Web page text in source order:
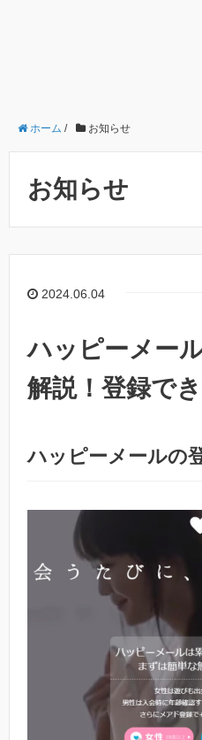
ホーム / お知らせ
お知らせ
2024.06.04
ハッピーメー
解説！登録で
ハッピーメールの